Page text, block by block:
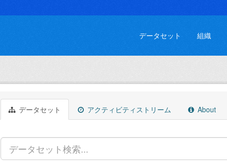
データセット 組織
データセット アクティビティストリーム About